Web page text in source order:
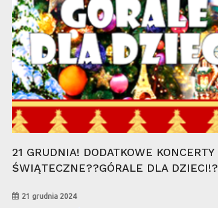
21 GRUDNIA! DODATKOWE KONCERTY
ŚWIĄTECZNE??GÓRALE DLA DZIECI!?
21 grudnia 2024